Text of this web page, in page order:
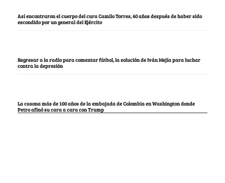
Así encontraron el cuerpo del cura Camilo Torres, 60 años después de haber sido
escondido por un general del Ejército
Regresar a la radio para comentar fútbol, la solución de Iván Mejía para luchar
contra la depresión
La casona más de 100 años de la embajada de Colombia en Washington donde
Petro afinó su cara a cara con Trump